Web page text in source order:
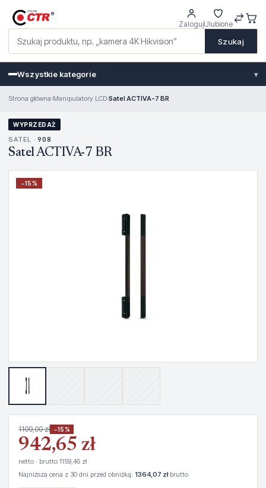
Szukaj
ZalogujUlubione
Wszystkie kategorie ▾
Strona główna›Manipulatory LCD›Satel ACTIVA-7 BR
WYPRZEDAŻ
SATEL · 908
Satel ACTIVA-7 BR
−15%
1109,00 zł −15%
942,65 zł
netto · brutto 1159,46 zł
Najniższa cena z 30 dni przed obniżką: 1364,07 złbrutto